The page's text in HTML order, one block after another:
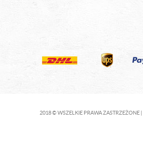
2018 © WSZELKIE PRAWA ZASTRZEŻONE |